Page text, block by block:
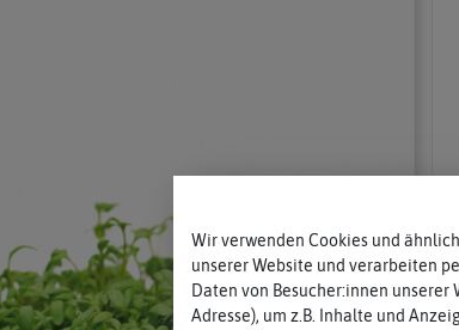
Wir verwenden Cookies und
unserer Website und verarbeiten
Daten von Besucher:innen unserer
Adresse), um z.B. Inhalte und